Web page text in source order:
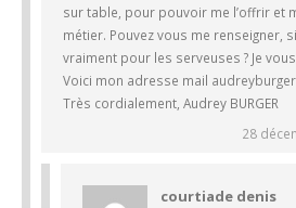
sur table, pour pouvoir me l’offrir et
métier. Pouvez vous me renseigner,
vraiment pour les serveuses ? Je
Voici mon adresse mail
Très cordialement, Audrey BURGER
28
courtiade denis